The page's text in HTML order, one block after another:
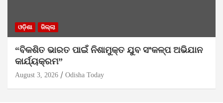
ଓଡ଼ିଶା ଜିଲ୍ଲା
“ବିକଶିତ ଭାରତ ପାଇଁ ନିଶାମୁକ୍ତ ଯୁବ ସଂକଳ୍ପ ଅଭିଯାନ
କାର୍ଯ୍ୟକ୍ରମ”
August 3, 2026 Odisha Today